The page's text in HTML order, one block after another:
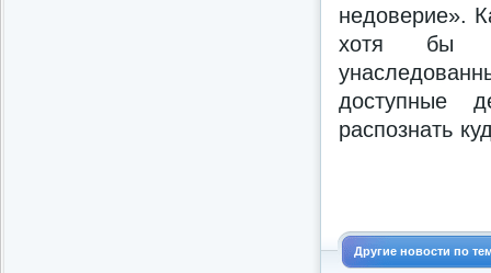
недоверие».
хотя бы
доступные
распознать
Другие новости по